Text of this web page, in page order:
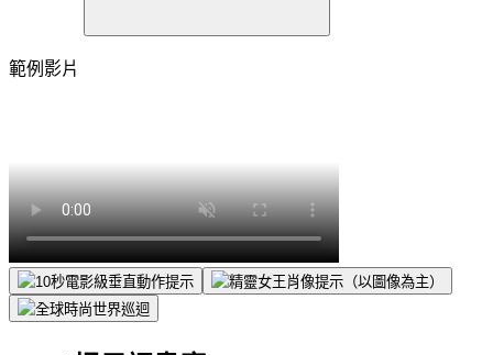
範例影片